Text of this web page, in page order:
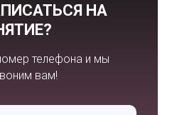
НА
телефона и мы
вам!